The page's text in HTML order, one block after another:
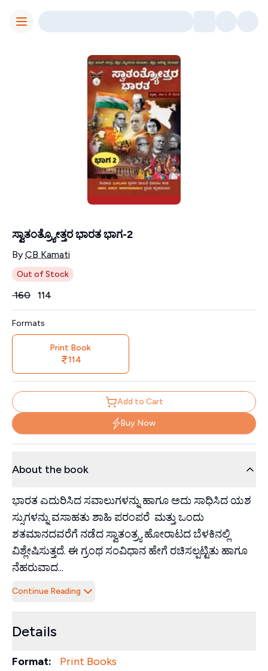
Toggle Menu
ಸ್ವಾತಂತ್ರ್ಯೋತ್ತರ ಭಾರತ ಭಾಗ-2
Contributors
By CB Kamati
Out of Stock
Price
₹160 114
Formats
Print Book
114
Add to Cart
Buy Now
About the book
ಭಾರತ ಎದುರಿಸಿದ ಸವಾಲುಗಳನ್ನು ಹಾಗೂ ಅದು ಸಾಧಿಸಿದ ಯಶ
ಸ್ಸುಗಳನ್ನು ವಸಾಹತು ಶಾಹಿ ಪರಂಪರೆ ಮತ್ತು ಒಂದು
ಶತಮಾನದವರೆಗೆ ನಡೆದ ಸ್ವಾತಂತ್ರ್ಯ ಹೋರಾಟದ ಬೆಳಕಿನಲ್ಲಿ
ವಿಶ್ಲೇಷಿಸುತ್ತದೆ. ಈ ಗ್ರಂಥ ಸಂವಿಧಾನ ಹೇಗೆ ರಚಿಸಲ್ಪಟ್ಟಿತು ಹಾಗೂ
ನೆಹರುವಾದ...
Continue Reading
Details
Format:
Print Books